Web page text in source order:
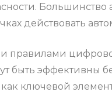
Большинство
действовать
правилами
быть эффективны
ключевой